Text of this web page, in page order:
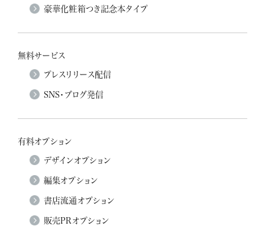
豪華化粧箱つき記念本タイプ
無料サービス
プレスリリース配信
SNS・ブログ発信
有料オプション
デザインオプション
編集オプション
書店流通オプション
販売PRオプション